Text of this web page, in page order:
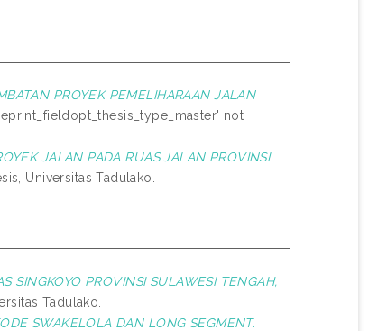
PROYEK PEMELIHARAAN JALAN
not
JALAN PADA RUAS JALAN PROVINSI
Universitas Tadulako.
SINGKOYO PROVINSI SULAWESI TENGAH,
Tadulako.
SWAKELOLA DAN LONG SEGMENT.